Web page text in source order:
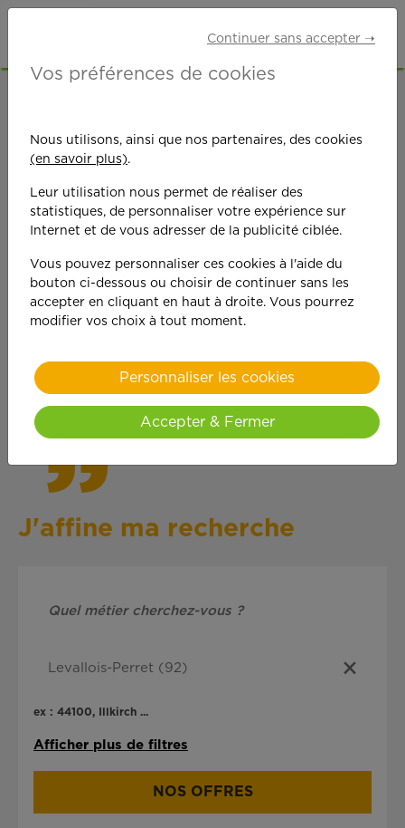
On est toujours plus
performant
quand on y met du
cœur !
J'affine ma recherche
ex : 44100, Illkirch ...
Afficher plus de filtres
NOS OFFRES
Continuer sans accepter ➝
Vos préférences de cookies
Nous utilisons, ainsi que nos partenaires, des cookies
(en savoir plus).
Leur utilisation nous permet de réaliser des
statistiques, de personnaliser votre expérience sur
Internet et de vous adresser de la publicité ciblée.
Vous pouvez personnaliser ces cookies à l'aide du
bouton ci-dessous ou choisir de continuer sans les
accepter en cliquant en haut à droite. Vous pourrez
modifier vos choix à tout moment.
Personnaliser les cookies
Accepter & Fermer